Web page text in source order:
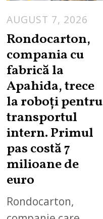
AUGUST 7, 2026
G
T
7
2
Rondocarton,
compania cu
fabrică la
Apahida, trece
la roboți pentru
transportul
intern. Primul
pas costă 7
milioane de
euro
Rondocarton,